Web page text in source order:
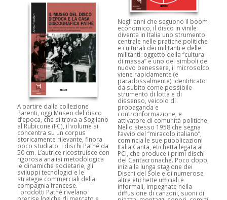
A partire dalla collezione
Parenti, oggi Museo del disco
d’epoca, che si trova a Sogliano
al Rubicone (FC), il volume si
concentra su un corpus
storicamente rilevante, finora
poco studiato: i dischi Pathé da
50 cm. L’autrice ricostruisce con
rigorosa analisi metodologica
le dinamiche societarie, gli
sviluppi tecnologici e le
strategie commerciali della
compagnia francese.
I prodotti Pathé rivelano
Negli anni che seguono il boom
economico, il disco in vinile
diventa in Italia uno strumento
centrale nelle pratiche politiche
e culturali dei militanti e delle
militanti: oggetto della “cultura
di massa” e uno dei simboli del
nuovo benessere, il microsolco
viene rapidamente (e
paradossalmente) identificato
da subito come possibile
strumento di lotta e di
dissenso, veicolo di
propaganda e
controinformazione, e
attivatore di comunità politiche.
Nello stesso 1958 che segna
l’avvio del “miracolo italiano”,
comincia le sue pubblicazioni
Italia Canta, etichetta legata al
PCI, che produce i primi dischi
del Cantacronache. Poco dopo,
inizia la lunga stagione dei
Dischi del Sole e di numerose
altre etichette ufficiali e
informali, impegnate nella
diffusione di canzoni, suoni di
Quaderni di guerra in Croazia
a cura di Pier Paolo Sancin
Prefazione di Roberto Spazzali
Claudio Noliani (1913-1991)
Poliedrica figura nella cultura
del ‘900 in Friuli Venezia Giulia.
Due lauree, diploma al
Conservatorio, alla musica ha
dedicato gran parte della sua
vita. Autore, armonizzatore e
ricercatore, è noto a un vasto
pubblico per aver realizzato,
dagli anni ’50 ai ’70 del ’900,
centinaia di ore di
programmazione radiofonica
per la sede RAI regionale.
Qui, ventisettenne comincia a
scrivere un diario che lo ha
accompagnato, sottotenente e
poi tenente dell’esercito
italiano, in territorio croato
nella seconda guerra mondiale
fino all’8 settembre 1943,
giorno dell’armistizio, del suo
matrimonio e del ritorno alla
“vita civile”.
Quaderni scritti senza sconti,
Il volume presenta ricerche
etnografiche condotte in diversi
contesti socio-culturali e
religiosi in cui le pratiche di
mediazione digitale
intervengono nella relazione tra
le arti performative e l’incontro
con spiriti e altre entità non-
umane. Coniugando
prospettive etnomusicologiche
e antropologiche con lo studio
dei media digitali, i casi di
studio presentati sono legati
da un filo conduttore che
interseca le tecnologie digitali, i
processi di mediazione e la
circolazione online di suoni
legati alla dimensione
dell’incontro con gli spiriti,